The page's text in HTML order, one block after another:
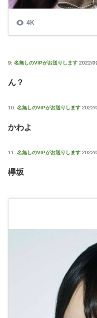
9: 名無しのVIPがお送りします 2022/
ん？
10: 名無しのVIPがお送りします 2022/
かわよ
11: 名無しのVIPがお送りします 2022/
欅坂